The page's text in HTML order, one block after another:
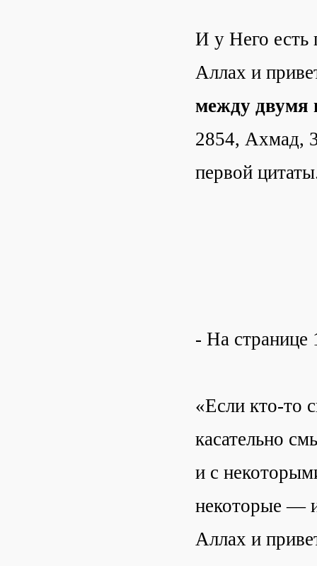
И у Него есть
Аллах и
между двумя
2854, Ахмад,
первой
- На странице
«Если кто-то
касательно
и с
некоторые —
Аллах и